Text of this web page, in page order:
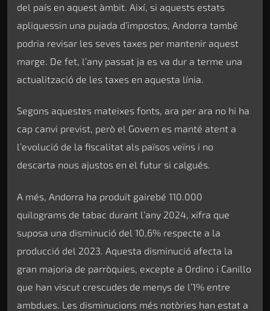
del país en aquest àmbit. Així, si aquests estats
apliquessin una pujada d’impostos, Andorra també
podria revisar les seves taxes per mantenir aquest
marge. De fet, l’any passat ja es va dur a terme una
actualització de les taxes en aquesta línia.
Segons aquestes mateixes fonts, ara per ara no hi ha
cap canvi previst, però el Govern es manté atent a
l’evolució de la fiscalitat als països veïns i no
descarta nous ajustos en el futur si calgués.
A més, Andorra ha produït gairebé 110.000
quilograms de tabac durant l’any 2024, xifra que
suposa una disminució del 10,6% respecte a la
producció del 2023. Aquesta disminució afecta la
gran majoria de parròquies, excepte a Ordino i Canillo
que han viscut crescudes de menys de l’1% entre
ambdues. Les disminucions més notòries han estat a